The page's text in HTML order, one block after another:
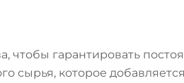
гарантировать
сырья, которое